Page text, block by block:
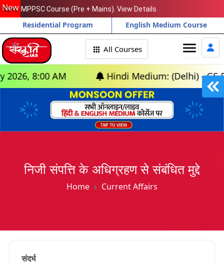
New MPPSC Course (Pre + Mains). View Details
Residential Program English Medium Course
menu
All Courses
AM Hindi Medium: (Delhi) - GS
निजी संपत्ति के अधिग्रहण से संबंधित मुद्दे
Home Current Affairs
संदर्भ